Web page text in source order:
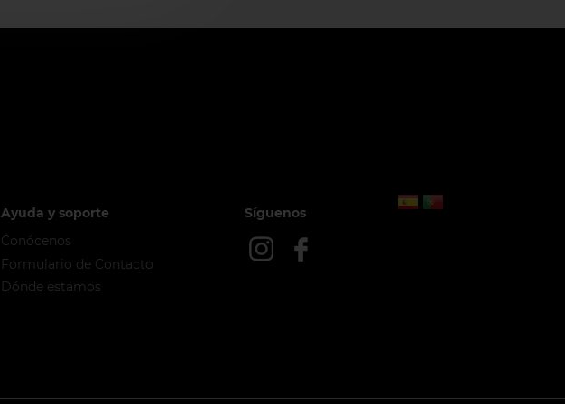
Ayuda y soporte
Conócenos
Formulario de Contacto
Dónde estamos
Síguenos